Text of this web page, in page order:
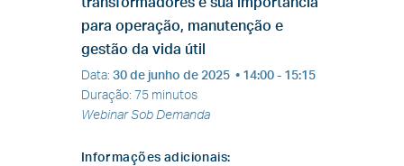
transformadores e sua importância
para operação, manutenção e
gestão da vida útil
Data: 30 de junho de 2025 • 14:00 - 15:15
Duração: 75 minutos
Webinar Sob Demanda
Informações adicionais: